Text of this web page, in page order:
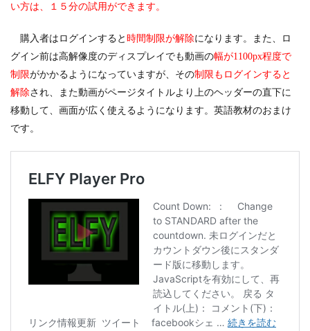
い方は、１５分の試用ができます。
購入者はログインすると 時間制限が解除になります。また、ロ
グイン前は高解像度のディスプレイでも動画の幅が1100px程度で
制限がかかるようになっていますが、その制限もログインすると
解除され、また動画がページタイトルより上のヘッダーの直下に
移動して、画面が広く使えるようになります。英語教材のおまけ
です。